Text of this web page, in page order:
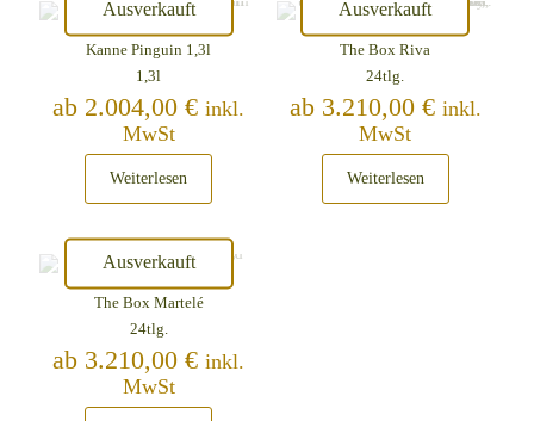
Ausverkauft
Kanne Pinguin 1,3l
1,3l
ab 2.004,00€ inkl.
MwSt
Weiterlesen
Ausverkauft
The Box Riva
24tlg.
ab 3.210,00 € inkl.
MwSt
Weiterlesen
Ausverkauft
The Box Martelé
24tlg.
ab 3.210,00€ inkl.
MwSt